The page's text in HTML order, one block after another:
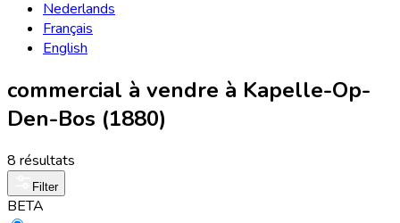
Nederlands
Français
English
commercial à vendre à Kapelle-Op-
Den-Bos (1880)
8 résultats
Filter
BETA